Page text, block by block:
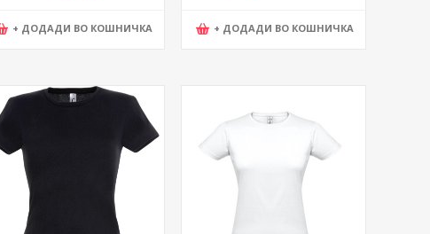
+ ДОДАДИ ВО КОШНИЧКА + ДОДАДИ ВО КОШНИЧКА